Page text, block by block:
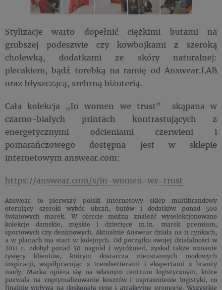
Stylizacje warto dopełnić ciężkimi butami na
grubszej podeszwie czy kowbojkami z szeroką
cholewką, dodatkami ze skóry naturalnej:
plecakiem, bądź torebką na ramię od Answear.LAB
oraz błyszczącą, srebrną biżuterią.
Cała kolekcja „In women we trust” skąpana w
czarno-białych printach kontrastujących z
energetycznymi odcieniami czerwieni i
pomarańczowego dostępna jest w sklepie
internetowym answear.com:
https://answear.com/s/in-women-we-trust
Answear to pierwszy polski internetowy sklep multibrandowy
oferujący szeroki wybór ubrań, butów i dodatków ponad 500
światowych marek. W ofercie można znaleźć wyselekcjonowane
kolekcje damskie, męskie i dziecięce m.in. marek premium,
sportowych czy denimowych. Aktualnie Answear działa na 11 rynkach,
a w planach ma start w kolejnych. Od początku swojej działalności w
2011 r. zdobył ponad 50 nagród i wyróżnień, zyskał także uznanie
tysięcy klientów, którym dostarcza nieustannych modowych
inspiracji, współpracując z trendsetterami i ekspertami z branży
mody. Marka opiera się na własnym centrum logistycznym, które
pozwala na zoptymalizowanie kosztów i usprawnienie logistyki, co
finalnie wpływa na doskonałą cenę i atrakcyjne promocje. Wszystkie